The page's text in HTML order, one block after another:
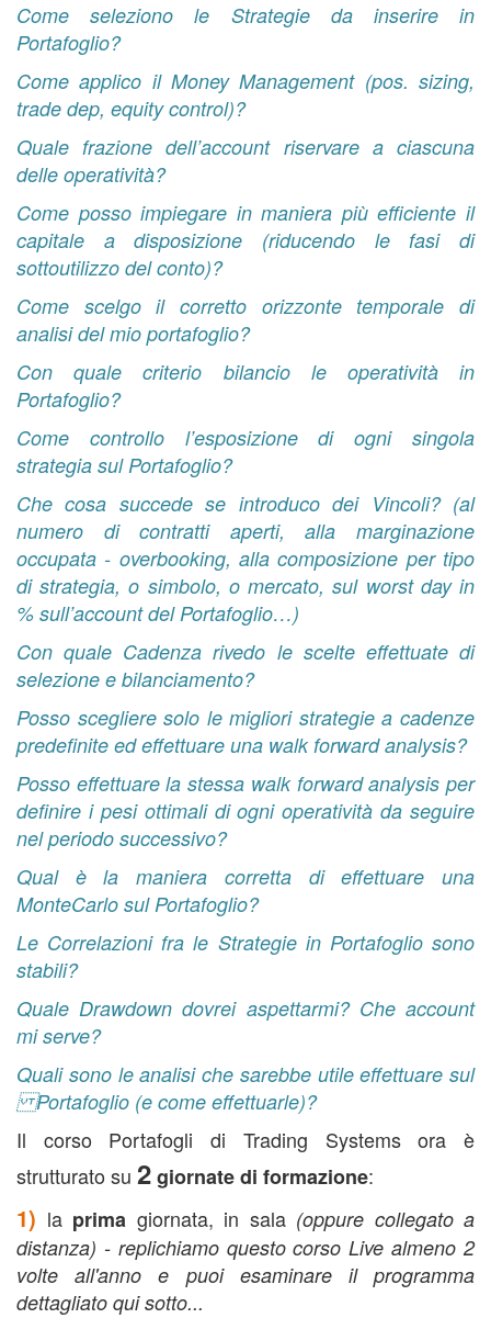
Come seleziono le Strategie da inserire in
Portafoglio?
Come applico il Money Management (pos. sizing,
trade dep, equity control)?
Quale frazione dell’account riservare a ciascuna
delle operatività?
Come posso impiegare in maniera più efficiente il
capitale a disposizione (riducendo le fasi di
sottoutilizzo del conto)?
Come scelgo il corretto orizzonte temporale di
analisi del mio portafoglio?
Con quale criterio bilancio le operatività in
Portafoglio?
Come controllo l’esposizione di ogni singola
strategia sul Portafoglio?
Che cosa succede se introduco dei Vincoli? (al
numero di contratti aperti, alla marginazione
occupata - overbooking, alla composizione per tipo
di strategia, o simbolo, o mercato, sul worst day in
% sull’account del Portafoglio…)
Con quale Cadenza rivedo le scelte effettuate di
selezione e bilanciamento?
Posso scegliere solo le migliori strategie a cadenze
predefinite ed effettuare una walk forward analysis?
Posso effettuare la stessa walk forward analysis per
definire i pesi ottimali di ogni operatività da seguire
nel periodo successivo?
Qual è la maniera corretta di effettuare una
MonteCarlo sul Portafoglio?
Le Correlazioni fra le Strategie in Portafoglio sono
stabili?
Quale Drawdown dovrei aspettarmi? Che account
mi serve?
Quali sono le analisi che sarebbe utile effettuare sul
Portafoglio (e come effettuarle)?
Il corso Portafogli di Trading Systems ora è
strutturato su 2giornate di formazione:
1) la prima giornata, in sala(oppure collegato a
distanza) - replichiamo questo corso Live almeno 2
volte all'anno e puoi esaminare il programma
dettagliato qui sotto...